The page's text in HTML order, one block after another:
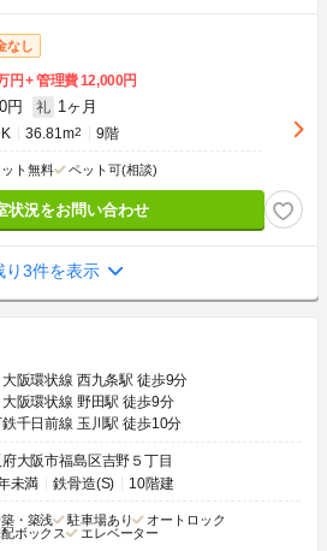
なし
円 管理費12,000円
0円 礼 1ヶ月
36.81m2 9階
ト無料 ペット可(相談)
状況をお問い合わせ
り3件を表示
大阪環状線 西九条駅 徒歩9分
大阪環状線 野田駅 徒歩9分
千日前線 玉川駅 徒歩10分
大阪市福島区吉野５丁目
未満
鉄骨造(S) 10階建
・築浅 駐車場あり
オートロック
ボックス
エレベーター